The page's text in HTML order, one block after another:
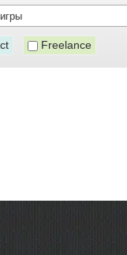
Freelance